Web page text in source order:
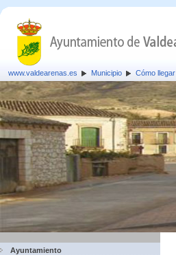
www.valdearenas.es Municipio Cómo llegar
Ayuntamiento